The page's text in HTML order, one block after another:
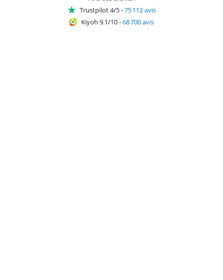
Trustpilot 4/5-75 112 avis
Kiyoh 9.1/10-68 700 avis